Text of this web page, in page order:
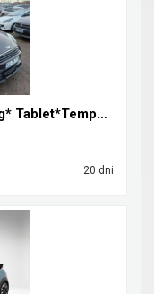
Mini Cooper Johny Works Styling* Tablet*Tempomat*S...
20 dni